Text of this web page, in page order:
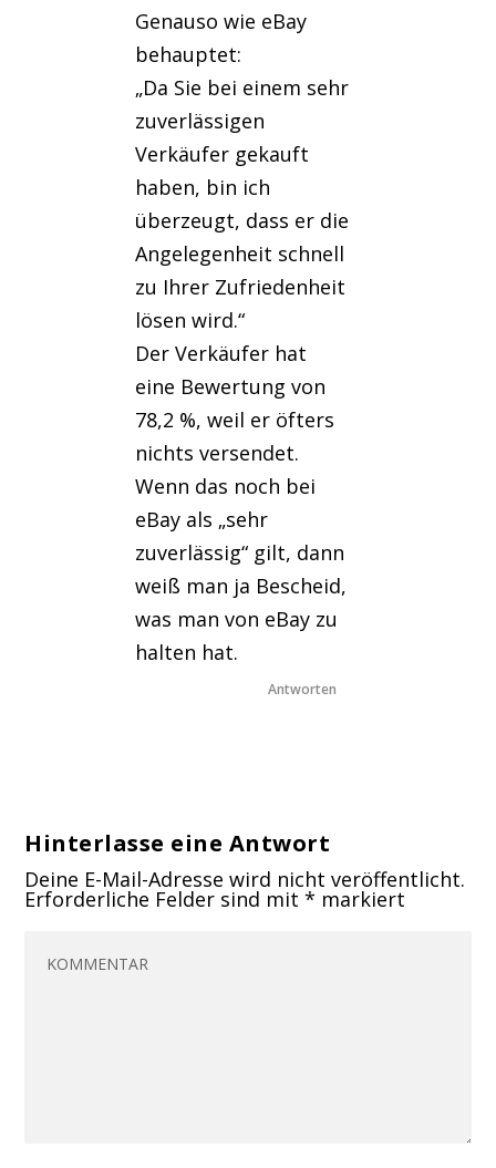
Genauso wie eBay
behauptet:
„Da Sie bei einem sehr
zuverlässigen
Verkäufer gekauft
haben, bin ich
überzeugt, dass er die
Angelegenheit schnell
zu Ihrer Zufriedenheit
lösen wird.“
Der Verkäufer hat
eine Bewertung von
78,2 %, weil er öfters
nichts versendet.
Wenn das noch bei
eBay als „sehr
zuverlässig“ gilt, dann
weiß man ja Bescheid,
was man von eBay zu
halten hat.
Antworten
Hinterlasse eine Antwort
Deine E-Mail-Adresse wird nicht veröffentlicht.
Erforderliche Felder sind mit* markiert